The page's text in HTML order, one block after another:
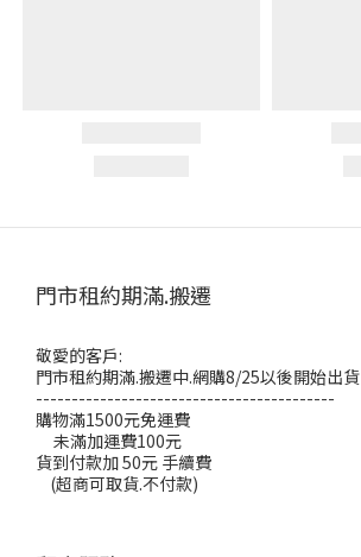
門市租約期滿.搬遷
敬愛的客戶:
門市租約期滿.搬遷中.網購8/25以後開始出貨
------------------------------------------
購物滿1500元免運費
未滿加運費100元
貨到付款加 50元 手續費
(超商可取貨.不付款)